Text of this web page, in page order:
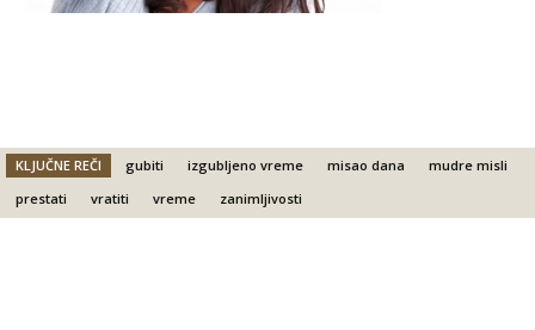
KLJUČNE REČI gubiti izgubljeno vreme misao dana
mudre misli
prestati
vratiti vreme zanimljivosti